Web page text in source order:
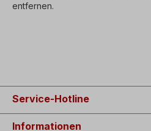
entfernen.
Service-Hotline
Informationen